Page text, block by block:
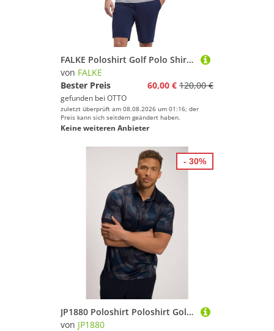
FALKE Poloshirt Golf Polo Shirt (1-tlg., 1) mit Bio-Baumwolle
von FALKE
Bester Preis
60,00 € 120,00 €
gefunden bei OTTO
zuletzt überprüft am 08.08.2026 um 01:16; der
Preis kann sich seitdem geändert haben.
Keine weiteren Anbieter
JP1880 Poloshirt Poloshirt Golf Halbarm QuickDry Camouflage
von JP1880
- 30%